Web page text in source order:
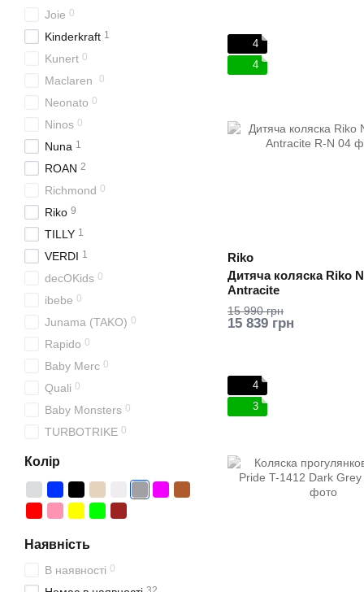
4
4
Riko
Дитяча коляска Riko
Antracite
15 990 грн
15 839 грн
4
3
Joie 0
Kinderkraft 1
Kunert 0
Maclaren 0
Neonato 0
Ninos 0
Nuna 1
ROAN 2
Richmond 0
Riko 9
TILLY 1
VERDI 1
decOKids 0
ibebe 0
‪Junama (TAKO) 0
Rapido 0
Baby Merc 0
Quali 0
Baby Monsters 0
TURBOTRIKE 0
Колір
Наявність
В наявності 0